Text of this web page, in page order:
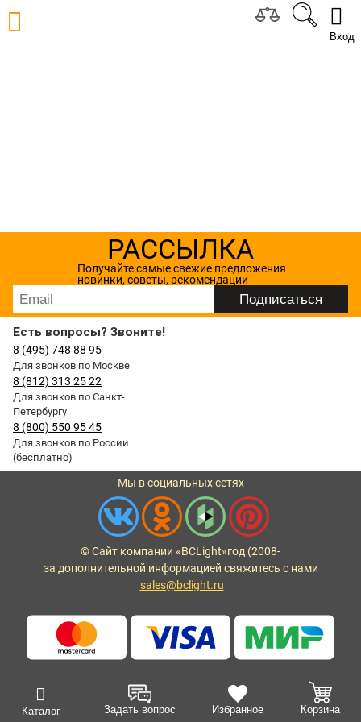
Вход
Каталог Задать вопрос Избранное Корзина
РАССЫЛКА
Получайте самые свежие предложения
новинки, советы, рекомендации
Есть вопросы? Звоните!
8 (495) 748 88 95
Для звонков по Москве
8 (812) 313 25 22
Для звонков по Санкт-
Петербургу
8 (800) 550 95 45
Для звонков по России
(бесплатно)
Мы в социальных сетях
© Сайт компании «BCLight»год (2008-
за дополнительной информацией свяжитесь с нами
sales@bclight.ru